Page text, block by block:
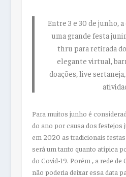
Entre 3 e 30 de junho,
uma grande festa
thru para retirada
elegante virtual,
doações, live
Para muitos junho é
do ano por causa dos festejos
em 2020 as tradicionais
será um tanto quanto atípica
do Covid-19. Porém , a rede
não poderia deixar essa data